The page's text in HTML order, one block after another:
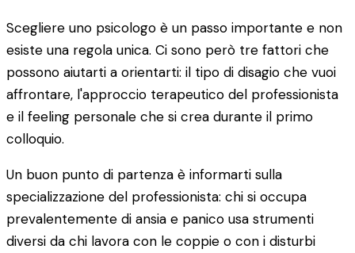
Scegliere uno psicologo è un passo importante e non
esiste una regola unica. Ci sono però tre fattori che
possono aiutarti a orientarti: il tipo di disagio che vuoi
affrontare, l'approccio terapeutico del professionista
e il feeling personale che si crea durante il primo
colloquio.
Un buon punto di partenza è informarti sulla
specializzazione del professionista: chi si occupa
prevalentemente di ansia e panico usa strumenti
diversi da chi lavora con le coppie o con i disturbi